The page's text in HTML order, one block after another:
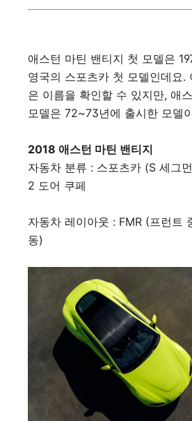
애스턴 마틴 밴티지 첫 모델은
영국의 스포츠카 첫 모델인데요.
은 이름을 확인할 수 있지만, 애
모델은 72~73년에 출시한 모델
2018 애스턴 마틴 밴티지
자동차 분류 : 스포츠카 (S 세그
2 도어 쿠페
자동차 레이아웃 : FMR (프런트
동)